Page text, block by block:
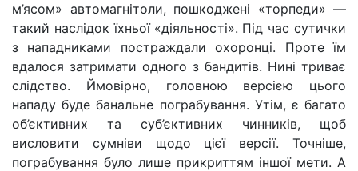
м’ясом» автомагнітоли, пошкоджені «торпеди» —
такий наслідок їхньої «діяльності». Під час сутички
з нападниками постраждали охоронці. Проте їм
вдалося затримати одного з бандитів. Нині триває
слідство. Ймовірно, головною версією цього
нападу буде банальне пограбування. Утім, є багато
об’єктивних та суб’єктивних чинників, щоб
висловити сумніви щодо цієї версії. Точніше,
пограбування було лише прикриттям іншої мети. А